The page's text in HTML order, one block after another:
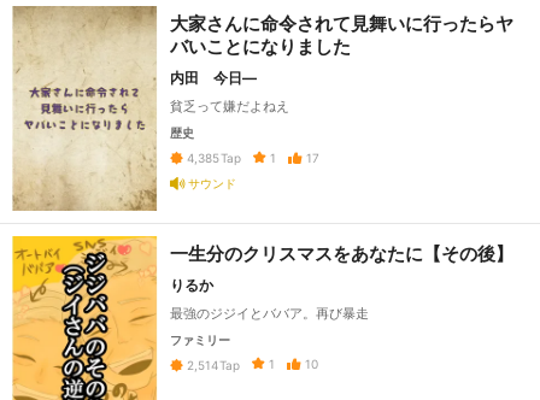
大家さんに命令されて見舞いに行ったらヤ
バいことになりました
内田 今日―
貧乏って嫌だよねえ
歴史
4,385Tap 1
17
サウンド
一生分のクリスマスをあなたに【その後】
りるか
最強のジジイとババア。再び暴走
ファミリー
2,514Tap 1 10